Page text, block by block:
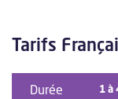
Tarifs
Durée 1 à